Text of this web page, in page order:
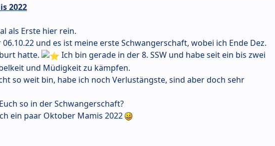
2022
als Erste hier rein.
06.10.22 und es ist meine erste Schwangerschaft, wobei ich Ende Dez.
hatte.
Ich bin gerade in der 8. SSW und habe seit ein bis zwei
und Müdigkeit zu kämpfen.
so weit bin, habe ich noch Verlustängste, sind aber doch sehr
so in der Schwangerschaft?
ein paar Oktober Mamis 2022